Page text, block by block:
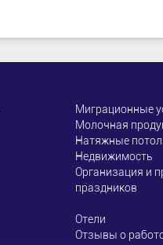
Миграционные
Молочная
Натяжные
Недвижимость
Организация и
праздников
Отели
Отзывы о